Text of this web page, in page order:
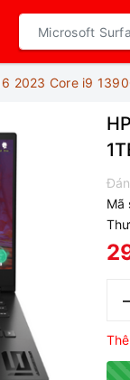
2023 Core i9
Mã